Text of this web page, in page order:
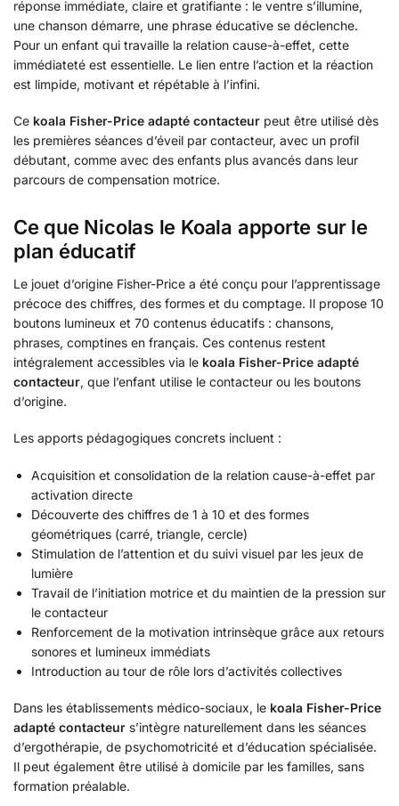
réponse immédiate, claire et gratifiante : le ventre s’illumine,
une chanson démarre, une phrase éducative se déclenche.
Pour un enfant qui travaille la relation cause-à-effet, cette
immédiateté est essentielle. Le lien entre l’action et la réaction
est limpide, motivant et répétable à l’infini.
Ce koala Fisher-Price adapté contacteur peut être utilisé dès
les premières séances d’éveil par contacteur, avec un profil
débutant, comme avec des enfants plus avancés dans leur
parcours de compensation motrice.
Ce que Nicolas le Koala apporte sur le
plan éducatif
Le jouet d’origine Fisher-Price a été conçu pour l’apprentissage
précoce des chiffres, des formes et du comptage. Il propose 10
boutons lumineux et 70 contenus éducatifs : chansons,
phrases, comptines en français. Ces contenus restent
intégralement accessibles via le koala Fisher-Price adapté
contacteur, que l’enfant utilise le contacteur ou les boutons
d’origine.
Les apports pédagogiques concrets incluent :
Acquisition et consolidation de la relation cause-à-effet par
activation directe
Découverte des chiffres de 1 à 10 et des formes
géométriques (carré, triangle, cercle)
Stimulation de l’attention et du suivi visuel par les jeux de
lumière
Travail de l’initiation motrice et du maintien de la pression sur
le contacteur
Renforcement de la motivation intrinsèque grâce aux retours
sonores et lumineux immédiats
Introduction au tour de rôle lors d’activités collectives
Dans les établissements médico-sociaux, le koala Fisher-Price
adapté contacteur s’intègre naturellement dans les séances
d’ergothérapie, de psychomotricité et d’éducation spécialisée.
Il peut également être utilisé à domicile par les familles, sans
formation préalable.